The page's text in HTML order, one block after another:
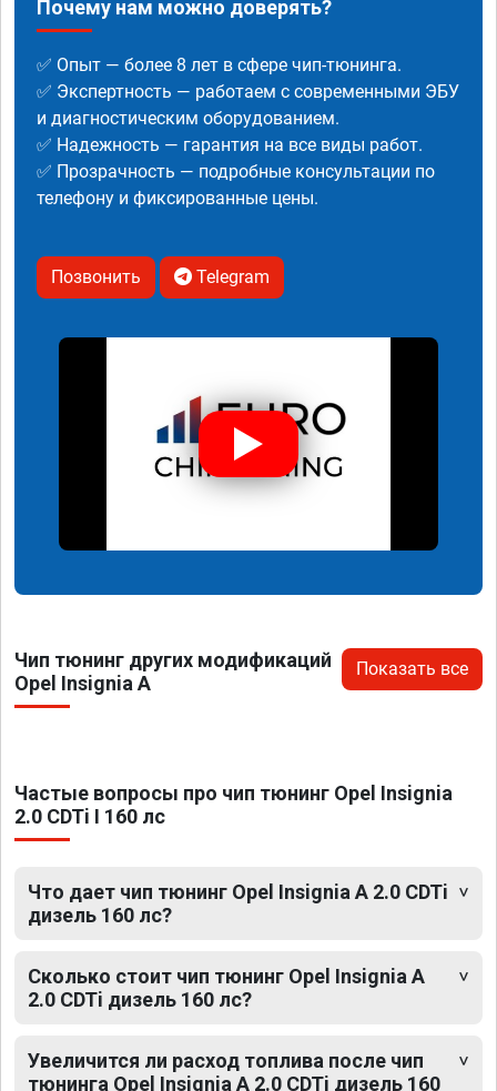
Почему нам можно доверять?
✅ Опыт — более 8 лет в сфере чип-тюнинга.
✅ Экспертность — работаем с современными ЭБУ
и диагностическим оборудованием.
✅ Надежность — гарантия на все виды работ.
✅ Прозрачность — подробные консультации по
телефону и фиксированные цены.
Позвонить Telegram
Чип тюнинг других модификаций
Opel Insignia A
Показать все
Частые вопросы про чип тюнинг Opel Insignia
2.0 CDTi I 160 лс
Что дает чип тюнинг Opel Insignia A 2.0 CDTi
дизель 160 лс?
Сколько стоит чип тюнинг Opel Insignia A
2.0 CDTi дизель 160 лс?
Увеличится ли расход топлива после чип
тюнинга Opel Insignia A 2.0 CDTi дизель 160